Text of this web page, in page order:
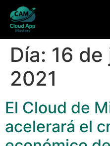
Día: 16
2021
El Cloud de
acelerará el